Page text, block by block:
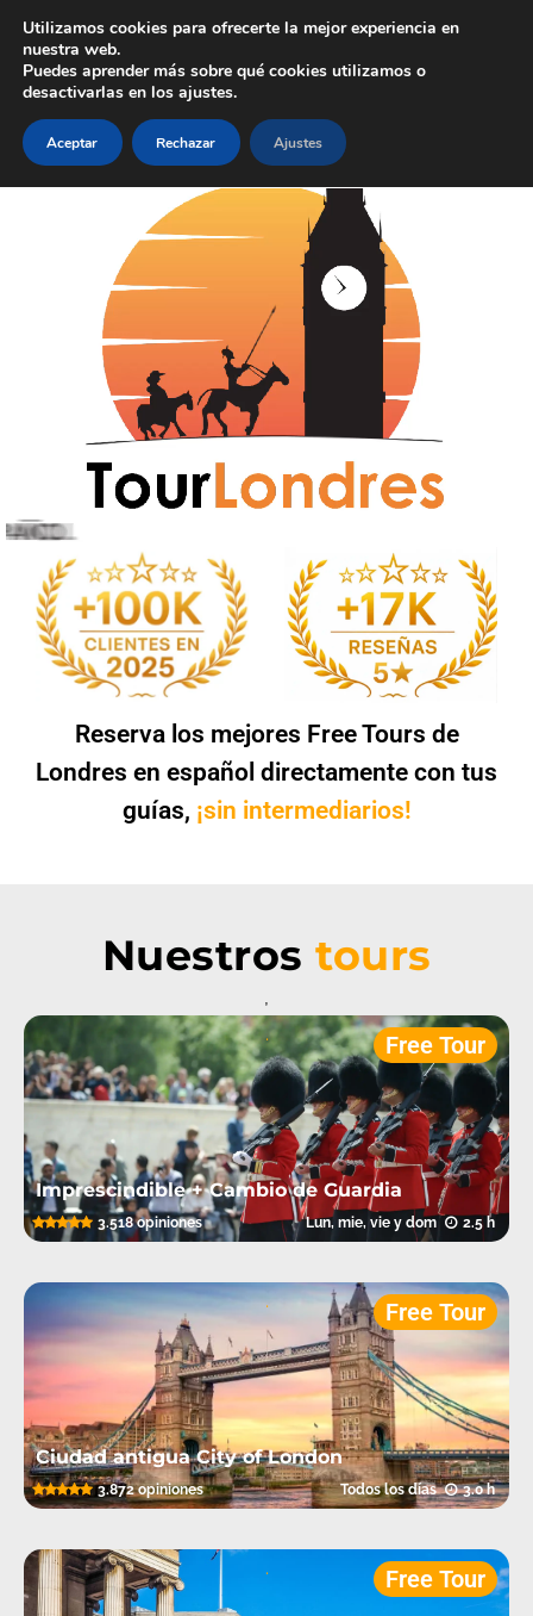
Skip to main content
Reserva los mejores Free Tours de
Londres en español directamente con tus
guías, ¡sin intermediarios!
Nuestros tours
,
.
Imprescindible + Cambio de Guardia
Lun, mie, vie y dom 2.5 h
5.0 3.518 opiniones
Free Tour
.
Ciudad antigua City of London
Todos los días 3.0 h
5.0 3.872 opiniones
Free Tour
. Free Tour
Utilizamos cookies para ofrecerte la mejor experiencia en
nuestra web.
Puedes aprender más sobre qué cookies utilizamos o
desactivarlas en los ajustes.
Aceptar Rechazar Ajustes